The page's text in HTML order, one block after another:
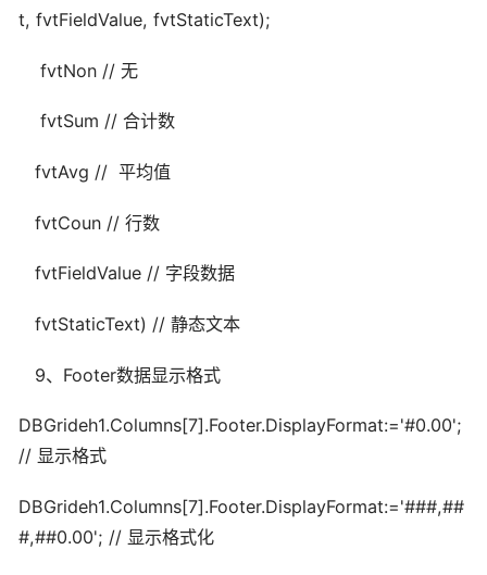
t, fvtFieldValue, fvtStaticText);
fvtNon // 无
fvtSum // 合计数
fvtAvg // 平均值
fvtCoun // 行数
fvtFieldValue // 字段数据
fvtStaticText) // 静态文本
9、Footer数据显示格式
DBGrideh1.Columns[7].Footer.DisplayFormat:='#0.00';
// 显示格式
DBGrideh1.Columns[7].Footer.DisplayFormat:='###,##
#,##0.00'; // 显示格式化